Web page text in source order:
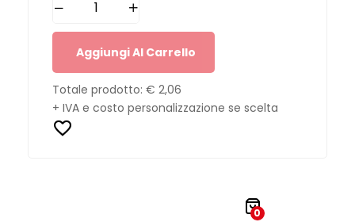
Aggiungi Al Carrello
Totale prodotto: € 2,06
+ IVA e costo personalizzazione se scelta
0